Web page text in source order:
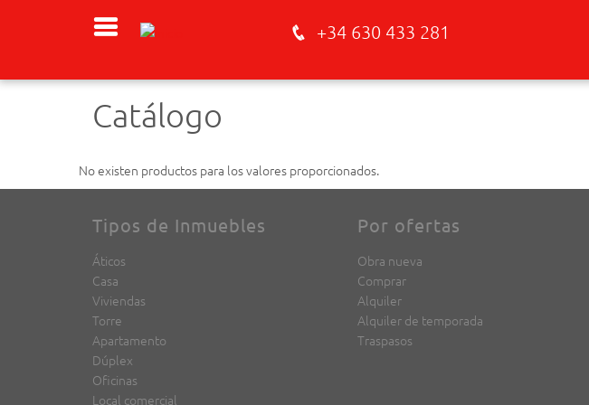
+34 630 433 281
Catálogo
No existen productos para los valores proporcionados.
Tipos de Inmuebles
Áticos
Casa
Viviendas
Torre
Apartamento
Dúplex
Oficinas
Local comercial
Por ofertas
Obra nueva
Comprar
Alquiler
Alquiler de temporada
Traspasos